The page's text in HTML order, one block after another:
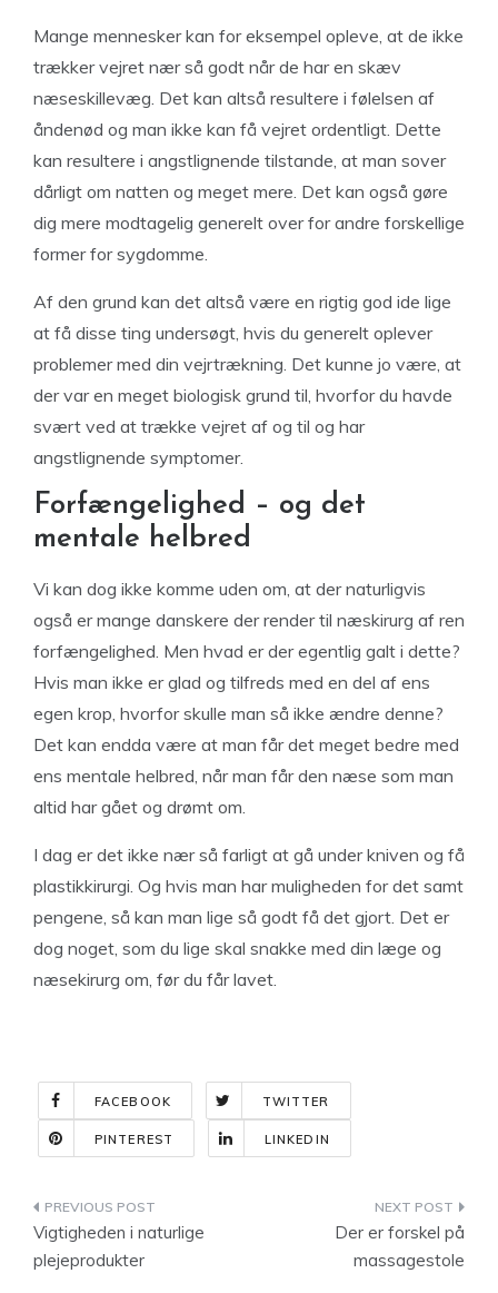
Mange mennesker kan for eksempel opleve, at de ikke
trækker vejret nær så godt når de har en skæv
næseskillevæg. Det kan altså resultere i følelsen af
åndenød og man ikke kan få vejret ordentligt. Dette
kan resultere i angstlignende tilstande, at man sover
dårligt om natten og meget mere. Det kan også gøre
dig mere modtagelig generelt over for andre forskellige
former for sygdomme.
Af den grund kan det altså være en rigtig god ide lige
at få disse ting undersøgt, hvis du generelt oplever
problemer med din vejrtrækning. Det kunne jo være, at
der var en meget biologisk grund til, hvorfor du havde
svært ved at trække vejret af og til og har
angstlignende symptomer.
Forfængelighed – og det
mentale helbred
Vi kan dog ikke komme uden om, at der naturligvis
også er mange danskere der render til næskirurg af ren
forfængelighed. Men hvad er der egentlig galt i dette?
Hvis man ikke er glad og tilfreds med en del af ens
egen krop, hvorfor skulle man så ikke ændre denne?
Det kan endda være at man får det meget bedre med
ens mentale helbred, når man får den næse som man
altid har gået og drømt om.
I dag er det ikke nær så farligt at gå under kniven og få
plastikkirurgi. Og hvis man har muligheden for det samt
pengene, så kan man lige så godt få det gjort. Det er
dog noget, som du lige skal snakke med din læge og
næsekirurg om, før du får lavet.
FACEBOOK TWITTER
PINTEREST LINKEDIN
Indlægsnavigation
Vigtigheden i naturlige
plejeprodukter
Der er forskel på
massagestole